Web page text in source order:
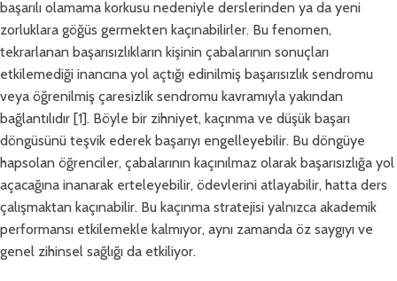
başarılı olamama korkusu nedeniyle derslerinden ya da yeni
zorluklara göğüs germekten kaçınabilirler. Bu fenomen,
tekrarlanan başarısızlıkların kişinin çabalarının sonuçları
etkilemediği inancına yol açtığı edinilmiş başarısızlık sendromu
veya öğrenilmiş çaresizlik sendromu kavramıyla yakından
bağlantılıdır [1]. Böyle bir zihniyet, kaçınma ve düşük başarı
döngüsünü teşvik ederek başarıyı engelleyebilir. Bu döngüye
hapsolan öğrenciler, çabalarının kaçınılmaz olarak başarısızlığa yol
açacağına inanarak erteleyebilir, ödevlerini atlayabilir, hatta ders
çalışmaktan kaçınabilir. Bu kaçınma stratejisi yalnızca akademik
performansı etkilemekle kalmıyor, aynı zamanda öz saygıyı ve
genel zihinsel sağlığı da etkiliyor.